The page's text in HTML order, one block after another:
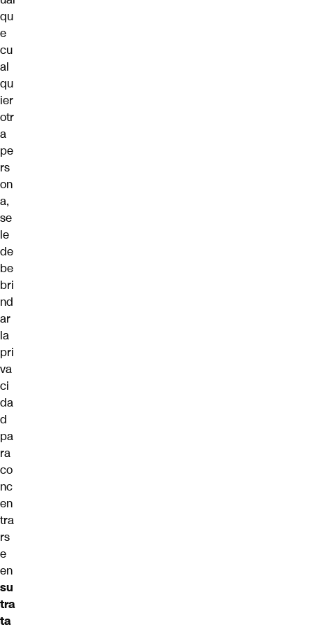
qu
e
cu
al
qu
ier
otr
a
pe
rs
on
a,
se
le
de
be
bri
nd
ar
la
pri
va
ci
da
d
pa
ra
co
nc
en
tra
rs
e
en
su
tra
ta